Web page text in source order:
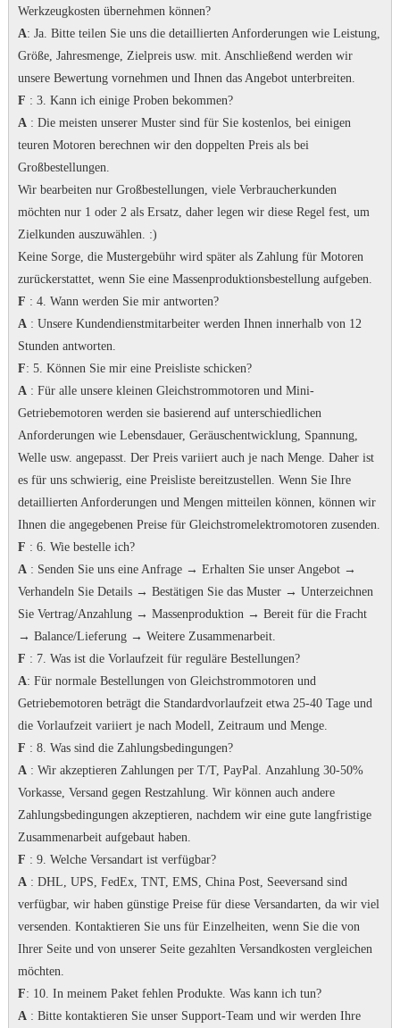
Werkzeugkosten übernehmen können?
A: Ja. Bitte teilen Sie uns die detaillierten Anforderungen wie Leistung,
Größe, Jahresmenge, Zielpreis usw. mit. Anschließend werden wir
unsere Bewertung vornehmen und Ihnen das Angebot unterbreiten.
F : 3. Kann ich einige Proben bekommen?
A: Die meisten unserer Muster sind für Sie kostenlos, bei einigen
teuren Motoren berechnen wir den doppelten Preis als bei
Großbestellungen.
Wir bearbeiten nur Großbestellungen, viele Verbraucherkunden
möchten nur 1 oder 2 als Ersatz, daher legen wir diese Regel fest, um
Zielkunden auszuwählen. :)
Keine Sorge, die Mustergebühr wird später als Zahlung für Motoren
zurückerstattet, wenn Sie eine Massenproduktionsbestellung aufgeben.
F : 4. Wann werden Sie mir antworten?
A: Unsere Kundendienstmitarbeiter werden Ihnen innerhalb von 12
Stunden antworten.
F: 5. Können Sie mir eine Preisliste schicken?
A: Für alle unsere kleinen Gleichstrommotoren und Mini-
Getriebemotoren werden sie basierend auf unterschiedlichen
Anforderungen wie Lebensdauer, Geräuschentwicklung, Spannung,
Welle usw. angepasst. Der Preis variiert auch je nach Menge. Daher ist
es für uns schwierig, eine Preisliste bereitzustellen. Wenn Sie Ihre
detaillierten Anforderungen und Mengen mitteilen können, können wir
Ihnen die angegebenen Preise für Gleichstromelektromotoren zusenden.
F : 6. Wie bestelle ich?
A: Senden Sie uns eine Anfrage → Erhalten Sie unser Angebot →
Verhandeln Sie Details → Bestätigen Sie das Muster → Unterzeichnen
Sie Vertrag/Anzahlung → Massenproduktion → Bereit für die Fracht
→ Balance/Lieferung → Weitere Zusammenarbeit.
F : 7. Was ist die Vorlaufzeit für reguläre Bestellungen?
A: Für normale Bestellungen von Gleichstrommotoren und
Getriebemotoren beträgt die Standardvorlaufzeit etwa 25-40 Tage und
die Vorlaufzeit variiert je nach Modell, Zeitraum und Menge.
F : 8. Was sind die Zahlungsbedingungen?
A: Wir akzeptieren Zahlungen per T/T, PayPal. Anzahlung 30-50%
Vorkasse, Versand gegen Restzahlung. Wir können auch andere
Zahlungsbedingungen akzeptieren, nachdem wir eine gute langfristige
Zusammenarbeit aufgebaut haben.
F : 9. Welche Versandart ist verfügbar?
A: DHL, UPS, FedEx, TNT, EMS, China Post, Seeversand sind
verfügbar, wir haben günstige Preise für diese Versandarten, da wir viel
versenden. Kontaktieren Sie uns für Einzelheiten, wenn Sie die von
Ihrer Seite und von unserer Seite gezahlten Versandkosten vergleichen
möchten.
F: 10. In meinem Paket fehlen Produkte. Was kann ich tun?
A: Bitte kontaktieren Sie unser Support-Team und wir werden Ihre